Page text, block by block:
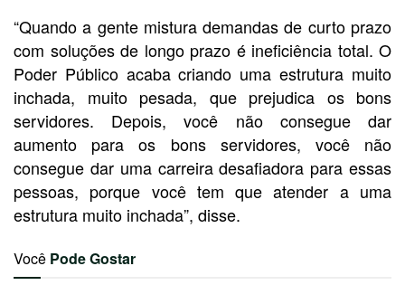
“Quando a gente mistura demandas de curto prazo
com soluções de longo prazo é ineficiência total. O
Poder Público acaba criando uma estrutura muito
inchada, muito pesada, que prejudica os bons
servidores. Depois, você não consegue dar
aumento para os bons servidores, você não
consegue dar uma carreira desafiadora para essas
pessoas, porque você tem que atender a uma
estrutura muito inchada”, disse.
Você Pode Gostar